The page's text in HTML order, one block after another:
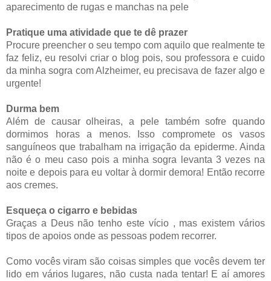
aparecimento de rugas e manchas na pele
Pratique uma atividade que te dê prazer
Procure preencher o seu tempo com aquilo que realmente te
faz feliz, eu resolvi criar o blog pois, sou professora e cuido
da minha sogra comAlzheimer, eu precisava de fazer algo e
urgente!
Durma bem
Além de causar olheiras, a pele também sofre quando
dormimos horas a menos. Isso compromete os vasos
sanguíneos que trabalham na irrigação da epiderme. Ainda
não é o meu caso pois a minha sogra levanta 3 vezes na
noite e depois para eu voltar à dormir demora! Então recorre
aos cremes.
Esqueça o cigarro e bebidas
Graças a Deus não tenho este vício , mas existem vários
tipos de apoios onde as pessoas podem recorrer.
Como vocês viram são coisas simples que vocês devem ter
lido em vários lugares, não custa nada tentar! E aí amores